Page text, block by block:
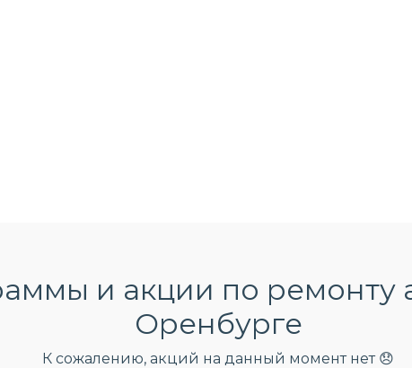
и акции по ремонту
Оренбурге
К сожалению, акций на данный момент нет 😞